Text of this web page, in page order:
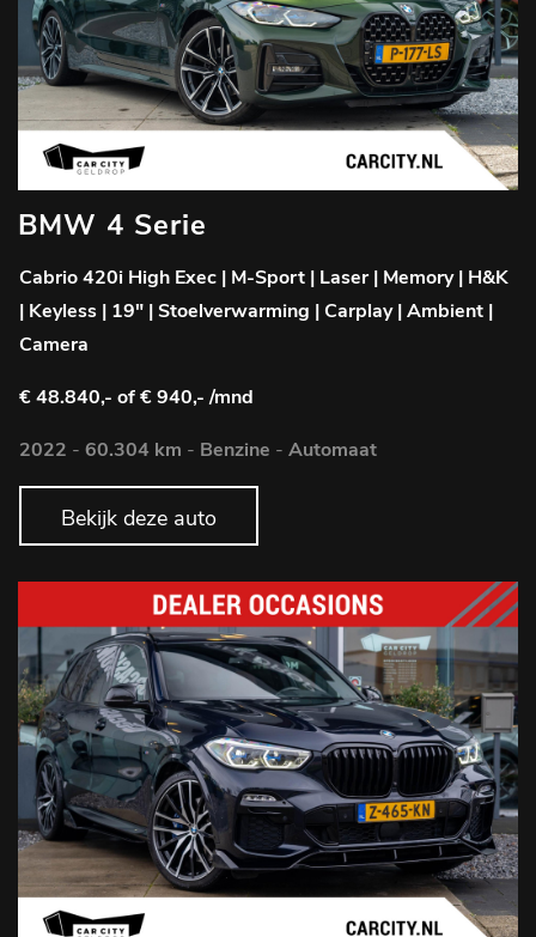
BMW 4 Serie
Cabrio 420i High Exec | M-Sport | Laser | Memory | H&K
| Keyless | 19" | Stoelverwarming | Carplay | Ambient |
Camera
€ 48.840,- of € 940,- /mnd
2022 - 60.304 km - Benzine - Automaat
Bekijk deze auto